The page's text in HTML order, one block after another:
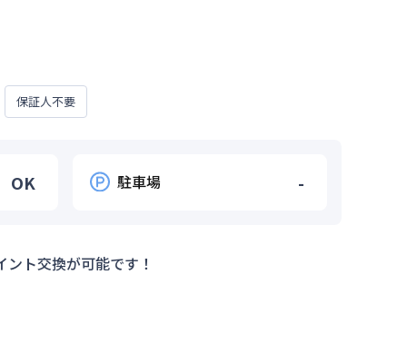
保証人不要
OK 駐車場 -
ト交換が可能です！